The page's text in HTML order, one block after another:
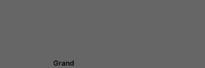
Grand